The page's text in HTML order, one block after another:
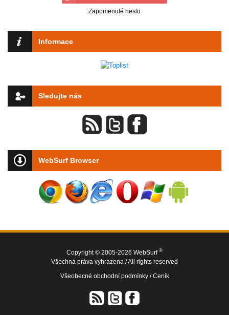
Zapomenuté heslo
Informace
Sledujte nás
WebSurf Browser
Copyright © 2005-2026 WebSurf ®
Všechna práva vyhrazena / All rights reserved
Všeobecné obchodní podmínky /Ceník